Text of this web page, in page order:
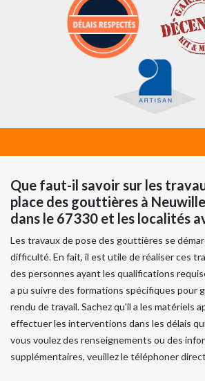
Que faut-il savoir sur les
place des gouttières à
dans le 67330 et les localités
Les travaux de pose des gouttières se
difficulté. En fait, il est utile de réaliser ces
des personnes ayant les qualifications
a pu suivre des formations spécifiques pour
rendu de travail. Sachez qu'il a les matériels
effectuer les interventions dans les délais
vous voulez des renseignements ou des
supplémentaires, veuillez le téléphoner